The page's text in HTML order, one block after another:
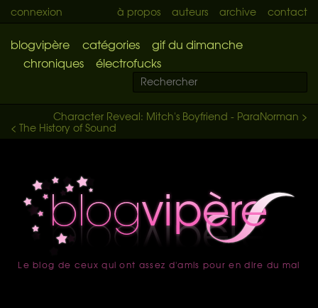
connexion à propos auteurs archive contact
blogvipère catégories
gif du dimanche
chroniques
électrofucks
Character Reveal: Mitch's Boyfriend - ParaNorman >
< The History of Sound
accueil
Le blog de ceux qui ont assez d'amis pour en dire du mal